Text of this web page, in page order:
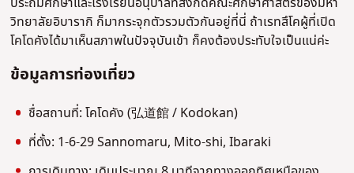
วิทยาลัยอิบารากิ ก็มากระจุกตัวรวมตัวกันอยู่ที่นี่ ถ้าเรทสึโคผู้ที่เปิด
โคโดคังได้มาเห็นสภาพในปัจจุบันเข้า ก็คงต้องประทับใจเป็นแน่ค่ะ
ข้อมูลการท่องเที่ยว
ชื่อสถานที่: โคโดคัง (弘道館 / Kodokan)
ที่ตั้ง: 1-6-29 Sannomaru, Mito-shi, Ibaraki